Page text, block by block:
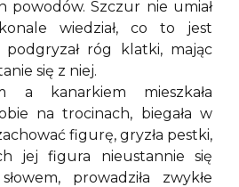
powodów. Szczur nie umiał
wiedział, co to jest
róg klatki, mając
się z niej.
a kanarkiem mieszkała
na trocinach, biegała w
figurę, gryzła pestki,
jej figura nieustannie się
prowadziła zwykłe